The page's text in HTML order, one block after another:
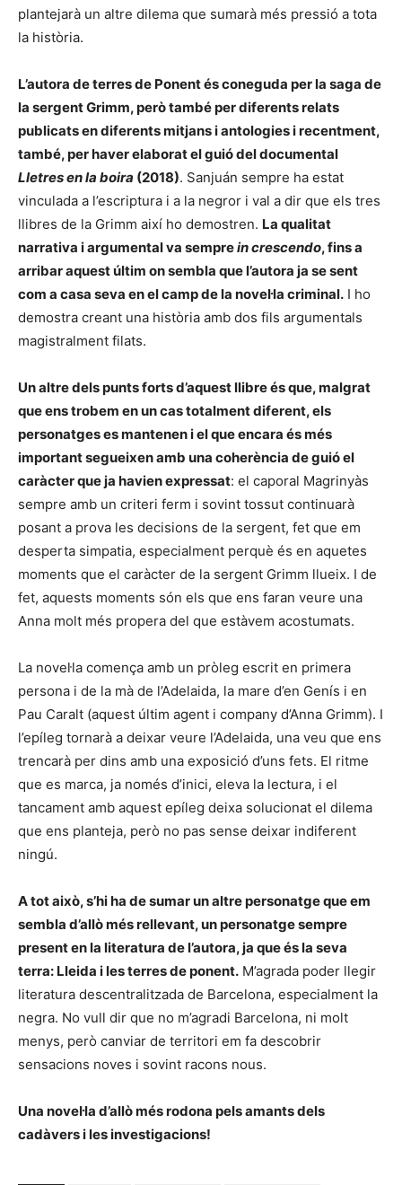
plantejarà un altre dilema que sumarà més pressió a tota
la història.
L’autora de terres de Ponent és coneguda per la saga de
la sergent Grimm, però també per diferents relats
publicats en diferents mitjans i antologies i recentment,
també, per haver elaborat el guió del documental
Lletres en la boira (2018). Sanjuán sempre ha estat
vinculada a l’escriptura i a la negror i val a dir que els tres
llibres de la Grimm així ho demostren. La qualitat
narrativa i argumental va semprein crescendo, fins a
arribar aquest últim on sembla que l’autora ja se sent
com a casa seva en el camp de la novel·la criminal. I ho
demostra creant una història amb dos fils argumentals
magistralment filats.
Un altre dels punts forts d’aquest llibre és que, malgrat
que ens trobem en un cas totalment diferent, els
personatges es mantenen i el que encara és més
important segueixen amb una coherència de guió el
caràcter que ja havien expressat: el caporal Magrinyàs
sempre amb un criteri ferm i sovint tossut continuarà
posant a prova les decisions de la sergent, fet que em
desperta simpatia, especialment perquè és en aquetes
moments que el caràcter de la sergent Grimm llueix. I de
fet, aquests moments són els que ens faran veure una
Anna molt més propera del que estàvem acostumats.
La novel·la comença amb un pròleg escrit en primera
persona i de la mà de l’Adelaida, la mare d’en Genís i en
Pau Caralt (aquest últim agent i company d’Anna Grimm). I
l’epíleg tornarà a deixar veure l’Adelaida, una veu que ens
trencarà per dins amb una exposició d’uns fets. El ritme
que es marca, ja només d’inici, eleva la lectura, i el
tancament amb aquest epíleg deixa solucionat el dilema
que ens planteja, però no pas sense deixar indiferent
ningú.
A tot això, s’hi ha de sumar un altre personatge que em
sembla d’allò més rellevant, un personatge sempre
present en la literatura de l’autora, ja que és la seva
terra: Lleida i les terres de ponent. M’agrada poder llegir
literatura descentralitzada de Barcelona, especialment la
negra. No vull dir que no m’agradi Barcelona, ni molt
menys, però canviar de territori em fa descobrir
sensacions noves i sovint racons nous.
Una novel·la d’allò més rodona pels amants dels
cadàvers i les investigacions!